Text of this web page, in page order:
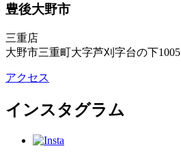
豊後大野市
三重店
大野市三重町大字芦刈字台の下1005
アクセス
インスタグラム